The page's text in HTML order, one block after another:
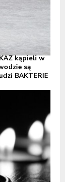
kąpieli w
są
BAKTERIE